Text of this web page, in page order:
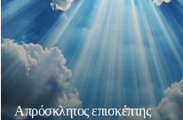
Απρόσκλητος επισκέπτης